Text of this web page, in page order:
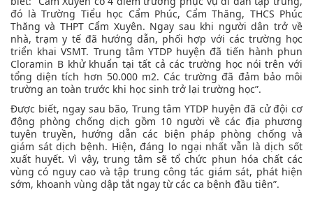
đó là Trường Tiểu học Cẩm Phúc, Cẩm Thăng, THCS Phúc
Thăng và THPT Cẩm Xuyên. Ngay sau khi người dân trở về
nhà, trạm y tế đã hướng dẫn, phối hợp với các trường học
triển khai VSMT. Trung tâm YTDP huyện đã tiến hành phun
Cloramin B khử khuẩn tại tất cả các trường học nói trên với
tổng diện tích hơn 50.000 m2. Các trường đã đảm bảo môi
trường an toàn trước khi học sinh trở lại trường học”.
Được biết, ngay sau bão, Trung tâm YTDP huyện đã cử đội cơ
động phòng chống dịch gồm 10 người về các địa phương
tuyên truyền, hướng dẫn các biện pháp phòng chống và
giám sát dịch bệnh. Hiện, đáng lo ngại nhất vẫn là dịch sốt
xuất huyết. Vì vậy, trung tâm sẽ tổ chức phun hóa chất các
vùng có nguy cao và tập trung công tác giám sát, phát hiện
sớm, khoanh vùng dập tắt ngay từ các ca bệnh đầu tiên”.